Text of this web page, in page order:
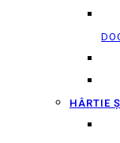
HÂRTIE